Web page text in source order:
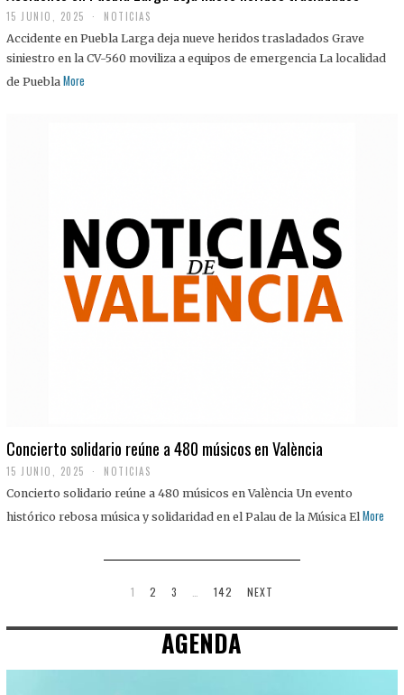
15 JUNIO, 2025 NOTICIAS
Accidente en Puebla Larga deja nueve heridos trasladados Grave
siniestro en la CV-560 moviliza a equipos de emergencia La localidad
de Puebla More
Concierto solidario reúne a 480 músicos en València
15 JUNIO, 2025 NOTICIAS
Concierto solidario reúne a 480 músicos en València Un evento
histórico rebosa música y solidaridad en el Palau de la Música El More
1 2 3 142 NEXT
AGENDA